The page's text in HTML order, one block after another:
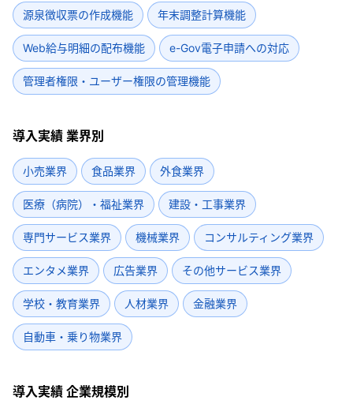
源泉徴収票の作成機能 年末調整計算機能
Web給与明細の配布機能 e-Gov電子申請への対応
管理者権限・ユーザー権限の管理機能
導入実績 業界別
小売業界 食品業界 外食業界
医療（病院）・福祉業界 建設・工事業界
専門サービス業界 機械業界 コンサルティング業界
エンタメ業界 広告業界 その他サービス業界
学校・教育業界 人材業界 金融業界
自動車・乗り物業界
導入実績 企業規模別